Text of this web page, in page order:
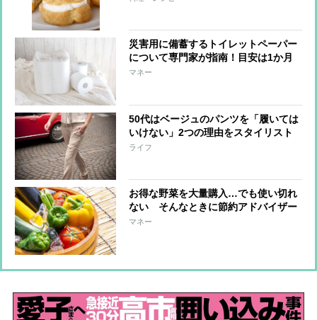
災害用に備蓄するトイレットペーパー
について専門家が指南！目安は1か月
分「1人あたり4ロール」
マネー
50代はベージュのパンツを「履いては
いけない」2つの理由をスタイリスト
が解説
ライフ
お得な野菜を大量購入…でも使い切れ
ない そんなときに節約アドバイザー
が実践している野菜の長持ち法
マネー